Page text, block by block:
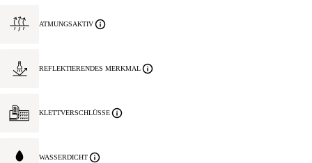
ATMUNGSAKTIV
REFLEKTIERENDES MERKMAL
KLETTVERSCHLÜSSE
WASSERDICHT